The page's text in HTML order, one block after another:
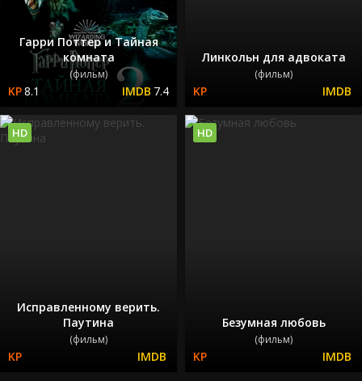
Гарри Поттер и Тайная
комната
(фильм)
8.1 7.4
Линкольн для адвоката
(фильм)
Исправленному верить.
Паутина
(фильм)
HD
Безумная любовь
(фильм)
HD